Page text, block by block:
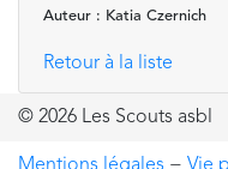
Auteur : Katia Czernich
Retour à la liste
© 2026 Les Scouts asbl